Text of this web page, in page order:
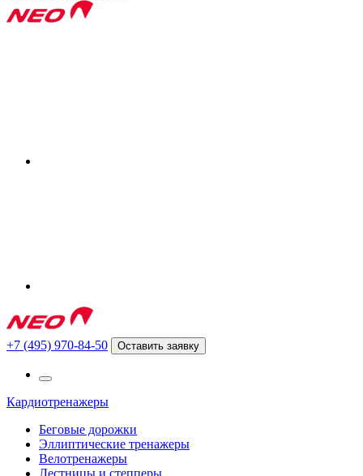
+7 (495) 970-84-50 Оставить заявку
Кардиотренажеры
Беговые дорожки
Эллиптические тренажеры
Велотренажеры
Лестницы и степперы